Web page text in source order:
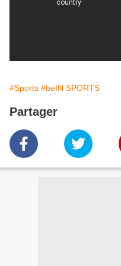
#Sports #beIN SPORTS
Partager